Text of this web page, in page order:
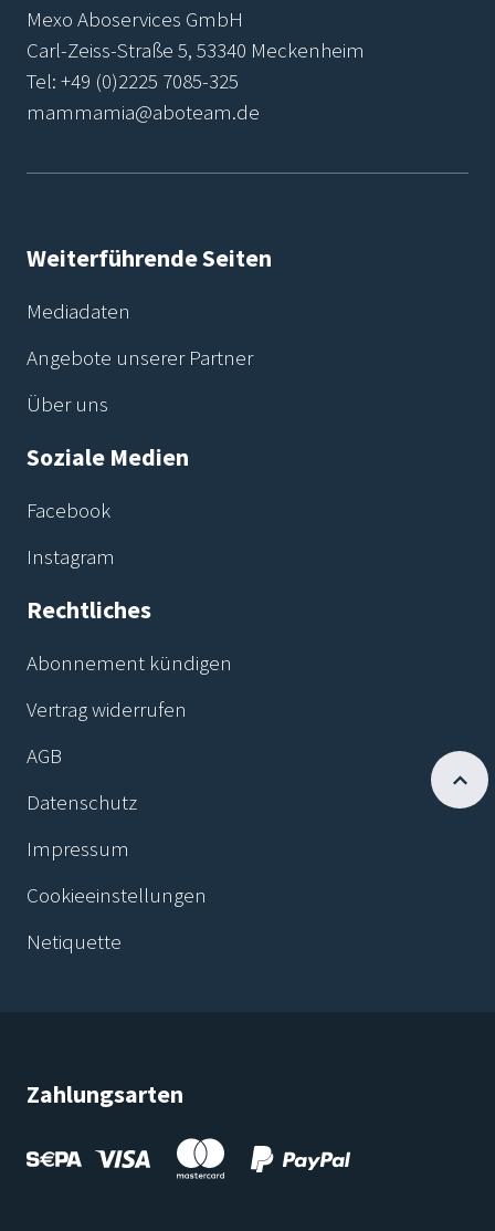
Mexo Aboservices GmbH
Carl-Zeiss-Straße 5, 53340 Meckenheim
Tel: +49 (0)2225 7085-325
mammamia@aboteam.de
Weiterführende Seiten
Mediadaten
Angebote unserer Partner
Über uns
Soziale Medien
Facebook
Instagram
Rechtliches
Abonnement kündigen
Vertrag widerrufen
AGB
Datenschutz
Impressum
Cookieeinstellungen
Netiquette
Zahlungsarten